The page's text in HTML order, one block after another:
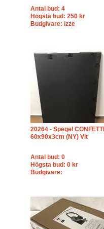
Antal bud: 4
Högsta bud: 250 kr
Budgivare: izze
20264 - Spegel CONFETTI
60x90x3cm (NY) Vit
Antal bud: 0
Högsta bud: 0 kr
Budgivare: